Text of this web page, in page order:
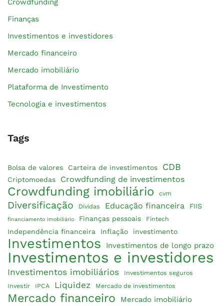
Crowdfunding
Finanças
Investimentos e investidores
Mercado financeiro
Mercado imobiliário
Plataforma de Investimento
Tecnologia e investimentos
Tags
Bolsa de valores Carteira de investimentos CDB
Criptomoedas Crowdfunding de investimentos
Crowdfunding imobiliário cvm
Diversificação Dívidas Educação financeira FIIS
financiamento imobiliário Finanças pessoais Fintech
Independência financeira Inflação investimento
Investimentos Investimentos de longo prazo
Investimentos e investidores
Investimentos imobiliários
Investimentos seguros
Investir
IPCA Liquidez Mercado de investimentos
Mercado financeiro Mercado imobiliário